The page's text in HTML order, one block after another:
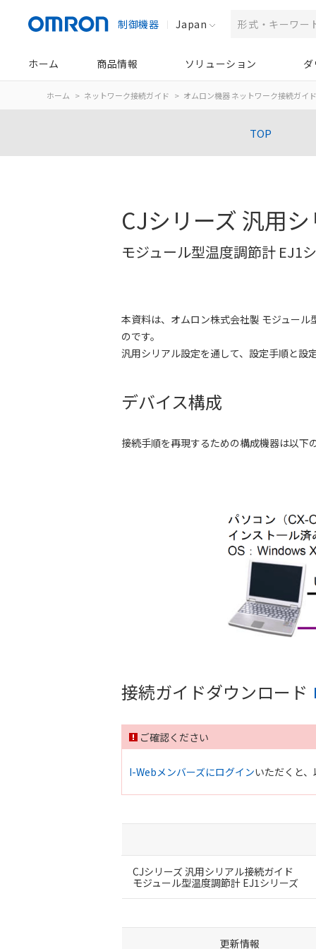
制御機器 Japan
ホーム 商品情報 ソリューション
ホーム ネットワーク接続ガイド オムロン機器 ネットワーク接続ガイ
TOP
CJシリーズ 汎用
モジュール型温度調節計 EJ1
本資料は、オムロン株式会社製 モジュー
のです。
汎用シリアル設定を通して、設定手順と設
デバイス構成
接続手順を再現するための構成機器は以下
接続ガイドダウンロード
ご確認ください
I-Webメンバーズにログインいただくと
CJシリーズ 汎用シリアル接続ガイド
モジュール型温度調節計 EJ1シリーズ
更新情報